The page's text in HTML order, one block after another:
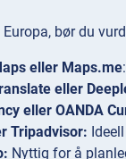
bør du
eller Maps.me
eller
eller OANDA
Tripadvisor:
Nyttig for å